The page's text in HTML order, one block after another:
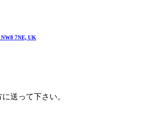
7NE, UK
送って下さい。